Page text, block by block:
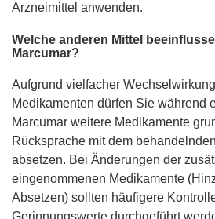
Arzneimittel anwenden.
Welche anderen Mittel
Marcumar?
Aufgrund vielfacher
Medikamenten dürfen Sie während
Marcumar weitere Medikamente
Rücksprache mit dem
absetzen. Bei Änderungen der
eingenommenen Medikamente
Absetzen) sollten häufigere
Gerinnungswerte durchgeführt